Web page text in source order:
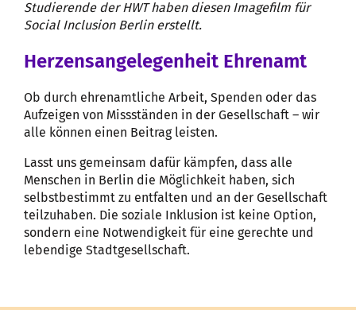
Studierende der HWT haben diesen Imagefilm für
Social Inclusion Berlin erstellt.
Herzensangelegenheit Ehrenamt
Ob durch ehrenamtliche Arbeit, Spenden oder das
Aufzeigen von Missständen in der Gesellschaft – wir
alle können einen Beitrag leisten.
Lasst uns gemeinsam dafür kämpfen, dass alle
Menschen in Berlin die Möglichkeit haben, sich
selbstbestimmt zu entfalten und an der Gesellschaft
teilzuhaben. Die soziale Inklusion ist keine Option,
sondern eine Notwendigkeit für eine gerechte und
lebendige Stadtgesellschaft.